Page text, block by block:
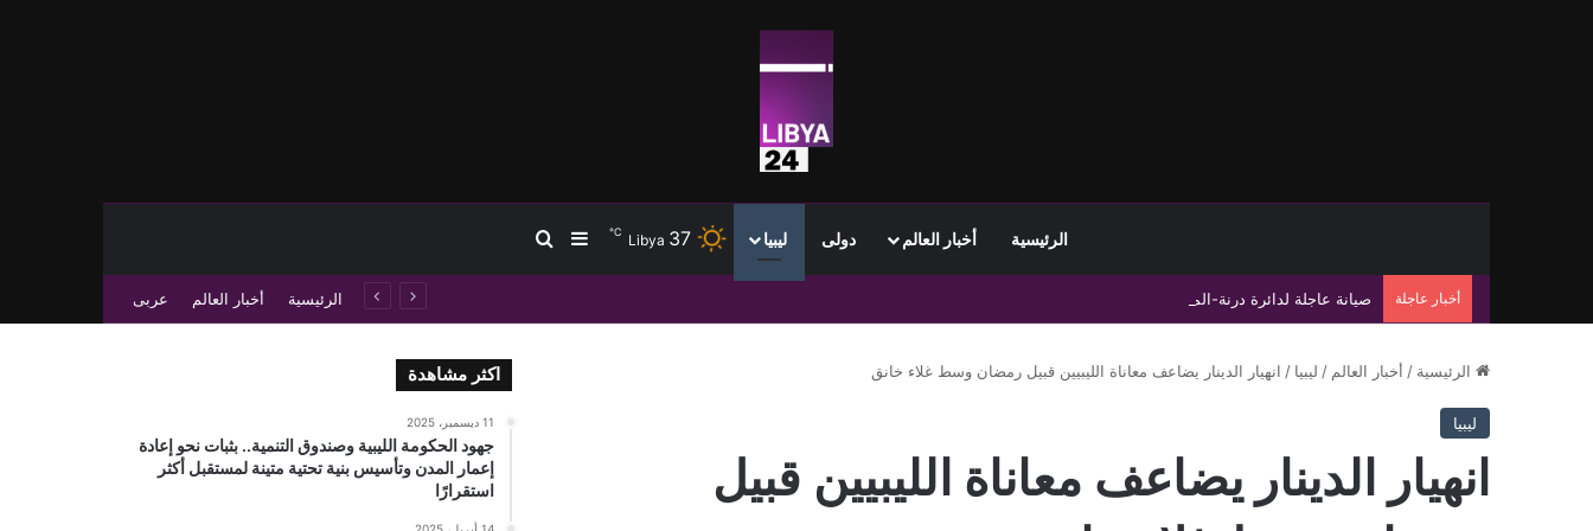
الرئيسية أخبار العالم دولى ليبيا Libya 37
℃ إضافة عمود جانبي
بحث عن
أخبار عاجلة صيانة عاجلة لدائرة درنة-المفترق واستبدال عوازل لتعزيز استقرار الشبكة الرئيسية أخبار العالم عربى
الرئيسية / أخبار العالم / ليبيا / انهيار الدينار يضاعف معاناة الليبيين قبيل رمضان وسط غلاء خانق
ليبيا
انهيار الدينار يضاعف معاناة الليبيين قبيل
اكثر مشاهدة
11 ديسمبر، 2025
جهود الحكومة الليبية وصندوق التنمية.. بثبات نحو إعادة
إعمار المدن وتأسيس بنية تحتية متينة لمستقبل أكثر
استقرارًا